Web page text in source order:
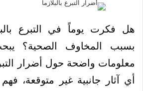
هل فكرت يوماً في التبرع
بسبب المخاوف الصحية؟
معلومات واضحة حول أضرار
أي آثار جانبية غير متوقعة،